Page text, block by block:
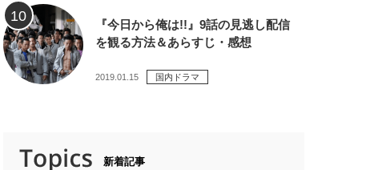
『今日から俺は!!』9話の見逃し配信
を観る方法＆あらすじ・感想
2019.01.15 国内ドラマ
新着記事